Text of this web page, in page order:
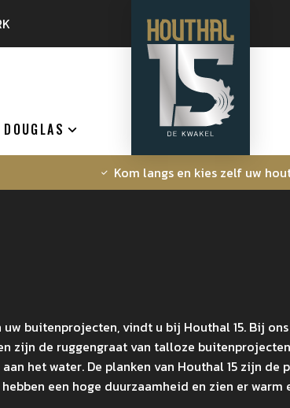
DOUGLAS
Kom langs en kies zelf uw
buitenprojecten, vindt u bij Houthal 15. Bij
zijn de ruggengraat van talloze
aan het water. De planken van Houthal 15 zijn
hebben een hoge duurzaamheid en zien er warm